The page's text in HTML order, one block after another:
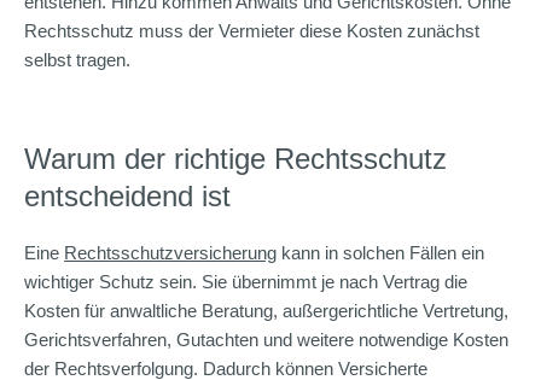
Rechtsschutz muss der Vermieter diese Kosten zunächst
selbst tragen.
Warum der richtige Rechtsschutz
entscheidend ist
Eine Rechtsschutzversicherung kann in solchen Fällen ein
wichtiger Schutz sein. Sie übernimmt je nach Vertrag die
Kosten für anwaltliche Beratung, außergerichtliche Vertretung,
Gerichtsverfahren, Gutachten und weitere notwendige Kosten
der Rechtsverfolgung. Dadurch können Versicherte